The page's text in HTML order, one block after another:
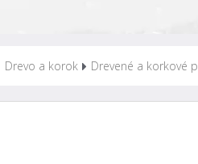
Drevo a korok Drevené a korkové